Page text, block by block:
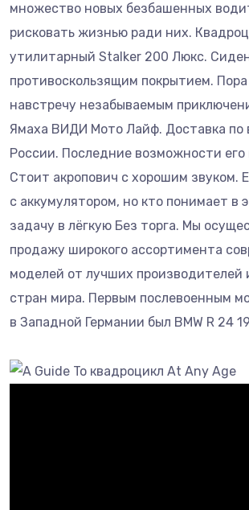
множество новых безбашенных
рисковать жизнью ради них.
утилитарный Stalker 200 Люкс.
противоскользящим покрытием.
навстречу незабываемым
Ямаха ВИДИ Мото Лайф. Доставка по
России. Последние возможности его
Стоит акропович с хорошим звуком.
с аккумулятором, но кто понимает в
задачу в лёгкую Без торга. Мы
продажу широкого ассортимента
моделей от лучших производителей
стран мира. Первым послевоенным
в Западной Германии был BMW R 24